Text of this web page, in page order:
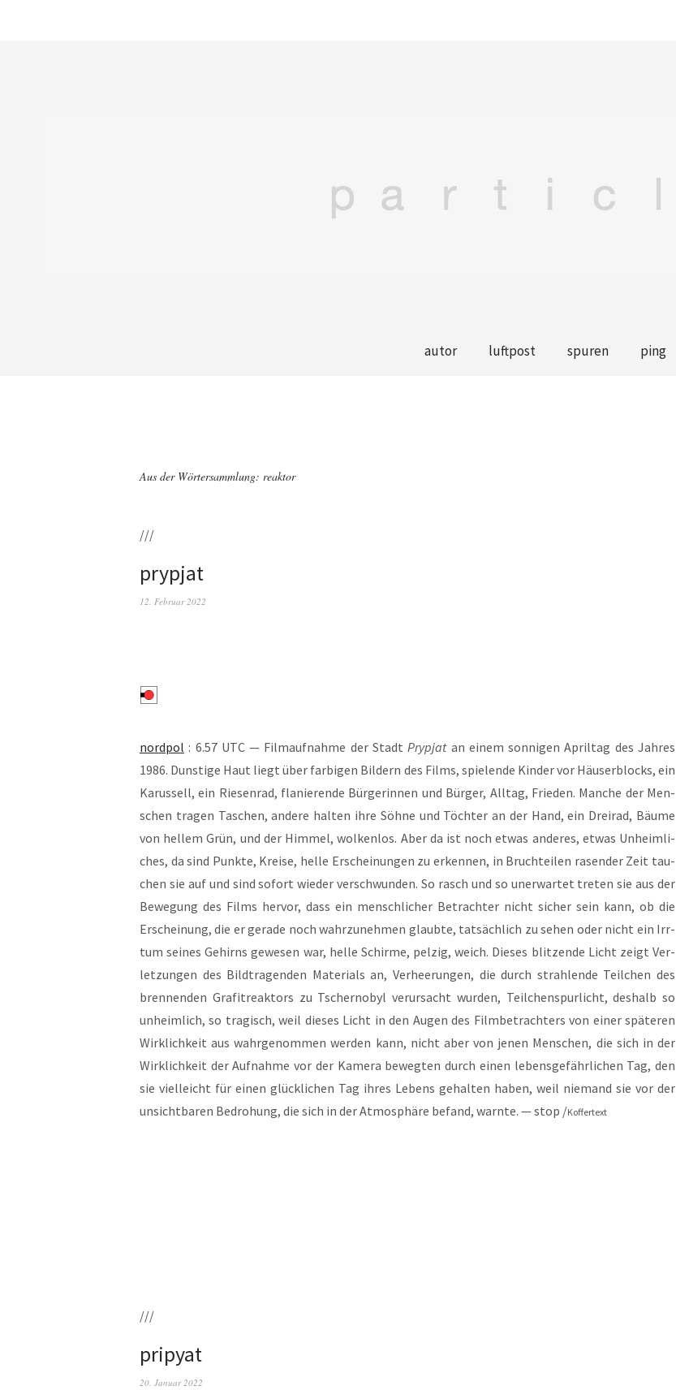
autor luftpost spuren ping
Aus der Wörtersammlung: reaktor
///
prypjat
12. Februar 2022
nord­pol : 6.57 UTC — Film­auf­nah­me der StadtPryp­jatan einem son­ni­gen April­tag des Jah­res
1986. Duns­ti­ge Haut liegt über far­bi­gen Bil­dern des Films, spie­len­de Kin­der vor Häu­ser­blocks, ein
Karus­sell, ein Rie­sen­rad, fla­nie­ren­de Bür­ge­rin­nen und Bür­ger, All­tag, Frie­den. Man­che der Men­
schen tra­gen Taschen, ande­re hal­ten ihre Söh­ne und Töch­ter an der Hand, ein Drei­rad, Bäu­me
von hel­lem Grün, und der Him­mel, wol­ken­los. Aber da ist noch etwas ande­res, etwas Unheim­li­
ches, da sind Punk­te, Krei­se, hel­le Erschei­nun­gen zu erken­nen, in Bruch­tei­len rasen­der Zeit tau­
chen sie auf und sind sofort wie­der ver­schwun­den. So rasch und so uner­war­tet tre­ten sie aus der
Bewe­gung des Films her­vor, dass ein mensch­li­cher Betrach­ter nicht sicher sein kann, ob die
Erschei­nung, die er gera­de noch wahr­zu­neh­men glaub­te, tat­säch­lich zu sehen oder nicht ein Irr­
tum sei­nes Gehirns gewe­sen war, hel­le Schir­me, pel­zig, weich. Die­ses blit­zen­de Licht zeigt Ver­
let­zun­gen des Bild­tra­gen­den Mate­ri­als an, Ver­hee­run­gen, die durch strah­len­de Teil­chen des
bren­nen­den Gra­fit­re­ak­tors zu Tscher­no­byl ver­ur­sacht wur­den, Teil­chen­spur­licht, des­halb so
unheim­lich, so tra­gisch, weil die­ses Licht in den Augen des Film­be­trach­ters von einer spä­te­ren
Wirk­lich­keit aus wahr­ge­nom­men wer­den kann, nicht aber von jenen Men­schen, die sich in der
Wirk­lich­keit der Auf­nah­me vor der Kame­ra beweg­ten durch einen lebens­ge­fähr­li­chen Tag, den
sie viel­leicht für einen glück­li­chen Tag ihres Lebens gehal­ten haben, weil nie­mand sie vor der
unsicht­ba­ren Bedro­hung, die sich in der Atmo­sphä­re befand, warn­te. — stop /Kof­fer­text
///
pripyat
20. Januar 2022